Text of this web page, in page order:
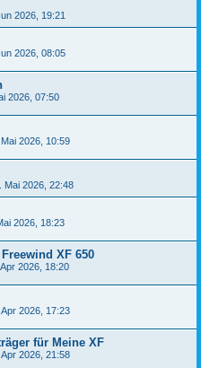
2026, 19:21
2026, 08:05
2026, 07:50
2026, 10:59
Mai 2026, 22:48
2026, 18:23
XF 650
2026, 18:20
Apr 2026, 17:23
für Meine XF
Apr 2026, 21:58